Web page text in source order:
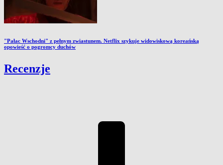
"Pałac Wschodni" z pełnym zwiastunem. Netflix szykuje widowiskową koreańską
opowieść o pogromcy duchów
Recenzje